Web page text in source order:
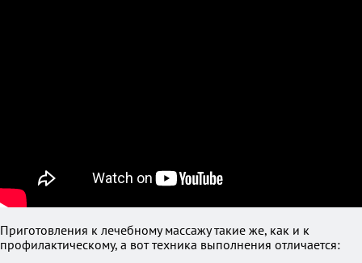
Приготовления к лечебному массажу такие же, как и к
профилактическому, а вот техника выполнения отличается: